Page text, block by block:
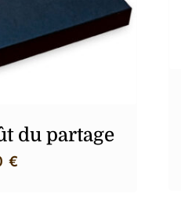
du partage
€